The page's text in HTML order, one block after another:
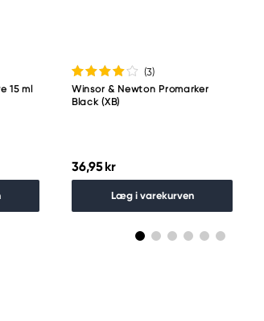
15 ml
(3)
Winsor & Newton Promarker
Black (XB)
36,95 kr
Læg i varekurven